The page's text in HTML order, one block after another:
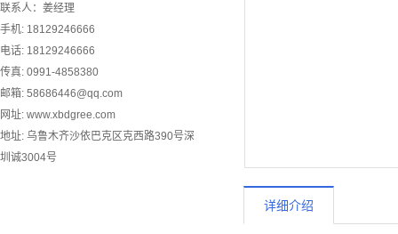
联系人：姜经理
手机: 18129246666
电话: 18129246666
传真: 0991-4858380
邮箱: 58686446@qq.com
网址: www.xbdgree.com
地址: 乌鲁木齐沙依巴克区克西路390号深
圳诚3004号
详细介绍